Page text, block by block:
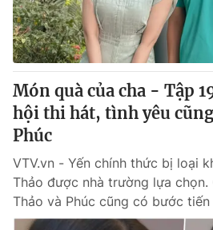
Món quà của cha - Tập
hội thi hát, tình yêu
Phúc
VTV.vn - Yến chính thức bị loại
Thảo được nhà trường lựa chọn.
Thảo và Phúc cũng có bước tiến